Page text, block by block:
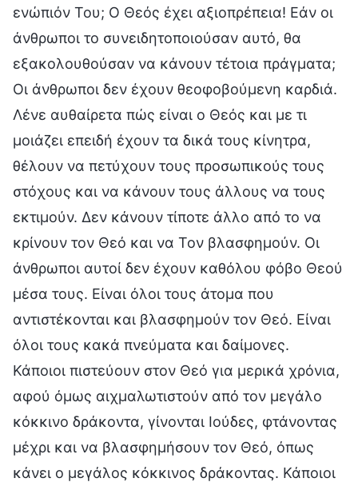
ενώπιόν Του; Ο Θεός έχει αξιοπρέπεια! Εάν οι
άνθρωποι το συνειδητοποιούσαν αυτό, θα
εξακολουθούσαν να κάνουν τέτοια πράγματα;
Οι άνθρωποι δεν έχουν θεοφοβούμενη καρδιά.
Λένε αυθαίρετα πώς είναι ο Θεός και με τι
μοιάζει επειδή έχουν τα δικά τους κίνητρα,
θέλουν να πετύχουν τους προσωπικούς τους
στόχους και να κάνουν τους άλλους να τους
εκτιμούν. Δεν κάνουν τίποτε άλλο από το να
κρίνουν τον Θεό και να Τον βλασφημούν. Οι
άνθρωποι αυτοί δεν έχουν καθόλου φόβο Θεού
μέσα τους. Είναι όλοι τους άτομα που
αντιστέκονται και βλασφημούν τον Θεό. Είναι
όλοι τους κακά πνεύματα και δαίμονες.
Κάποιοι πιστεύουν στον Θεό για μερικά χρόνια,
αφού όμως αιχμαλωτιστούν από τον μεγάλο
κόκκινο δράκοντα, γίνονται Ιούδες, φτάνοντας
μέχρι και να βλασφημήσουν τον Θεό, όπως
κάνει ο μεγάλος κόκκινος δράκοντας. Κάποιοι